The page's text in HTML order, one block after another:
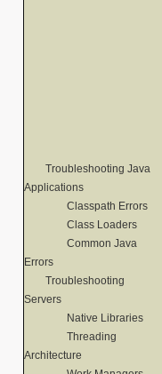
Troubleshooting Java
Applications
Classpath Errors
Class Loaders
Common Java
Errors
Troubleshooting
Servers
Native Libraries
Threading
Architecture